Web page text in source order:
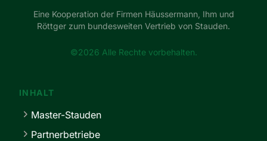
Eine Kooperation der Firmen Häussermann, Ihm und
Röttger zum bundesweiten Vertrieb von Stauden.
©2026 Alle Rechte vorbehalten.
INHALT
Master-Stauden
Partnerbetriebe